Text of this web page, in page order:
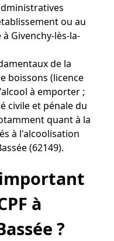
ou au
Givenchy-lès-la-
de la
boissons (licence
à emporter ;
civile et pénale du
quant à la
à l'alcoolisation
(62149).
à
?